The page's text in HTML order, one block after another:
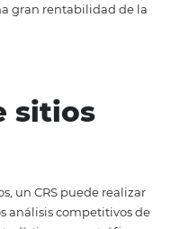
sitios de
competencia. Tener
competidores que
ya que permite
la aceptación de
es un paso
una gran